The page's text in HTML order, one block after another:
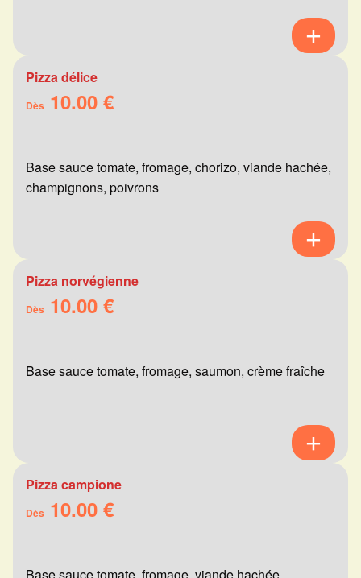
Pizza délice
Dès 10.00 €
Base sauce tomate, fromage, chorizo, viande hachée,
champignons, poivrons
Pizza norvégienne
Dès 10.00 €
Base sauce tomate, fromage, saumon, crème fraîche
Pizza campione
Dès 10.00 €